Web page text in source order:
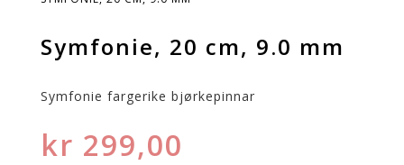
Symfonie, 20 cm, 9.0 mm
Symfonie fargerike bjørkepinnar
kr 299,00